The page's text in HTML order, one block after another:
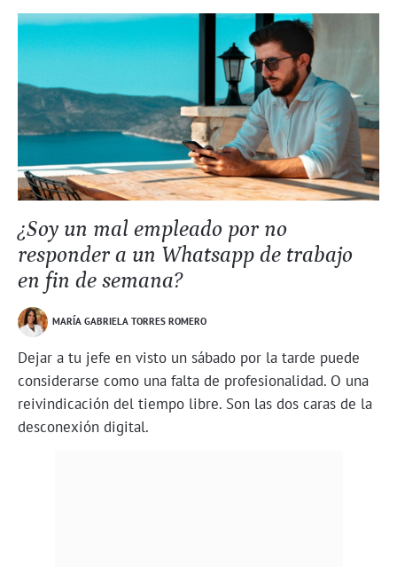
¿Soy un mal empleado por no
responder a un Whatsapp de trabajo
en fin de semana?
MARÍA GABRIELA TORRES ROMERO
Dejar a tu jefe en visto un sábado por la tarde puede
considerarse como una falta de profesionalidad. O una
reivindicación del tiempo libre. Son las dos caras de la
desconexión digital.